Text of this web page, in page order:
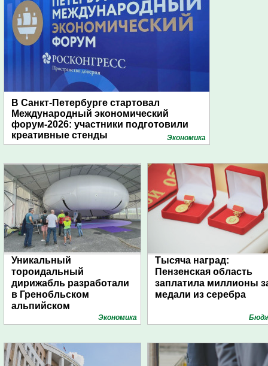
В Санкт-Петербурге стартовал
Международный экономический
форум-2026: участники подготовили
креативные стенды
Экономика
Уникальный
тороидальный
дирижабль разработали
в Гренобльском
альпийском
Экономика
Тысяча наград:
Пензенская область
заплатила миллионы
медали из серебра